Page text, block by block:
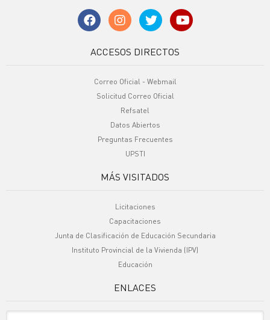
ACCESOS DIRECTOS
Correo Oficial - Webmail
Solicitud Correo Oficial
Refsatel
Datos Abiertos
Preguntas Frecuentes
UPSTI
MÁS VISITADOS
Licitaciones
Capacitaciones
Junta de Clasificación de Educación Secundaria
Instituto Provincial de la Vivienda (IPV)
Educación
ENLACES